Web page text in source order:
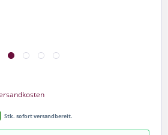
Stk. sofort versandbereit.